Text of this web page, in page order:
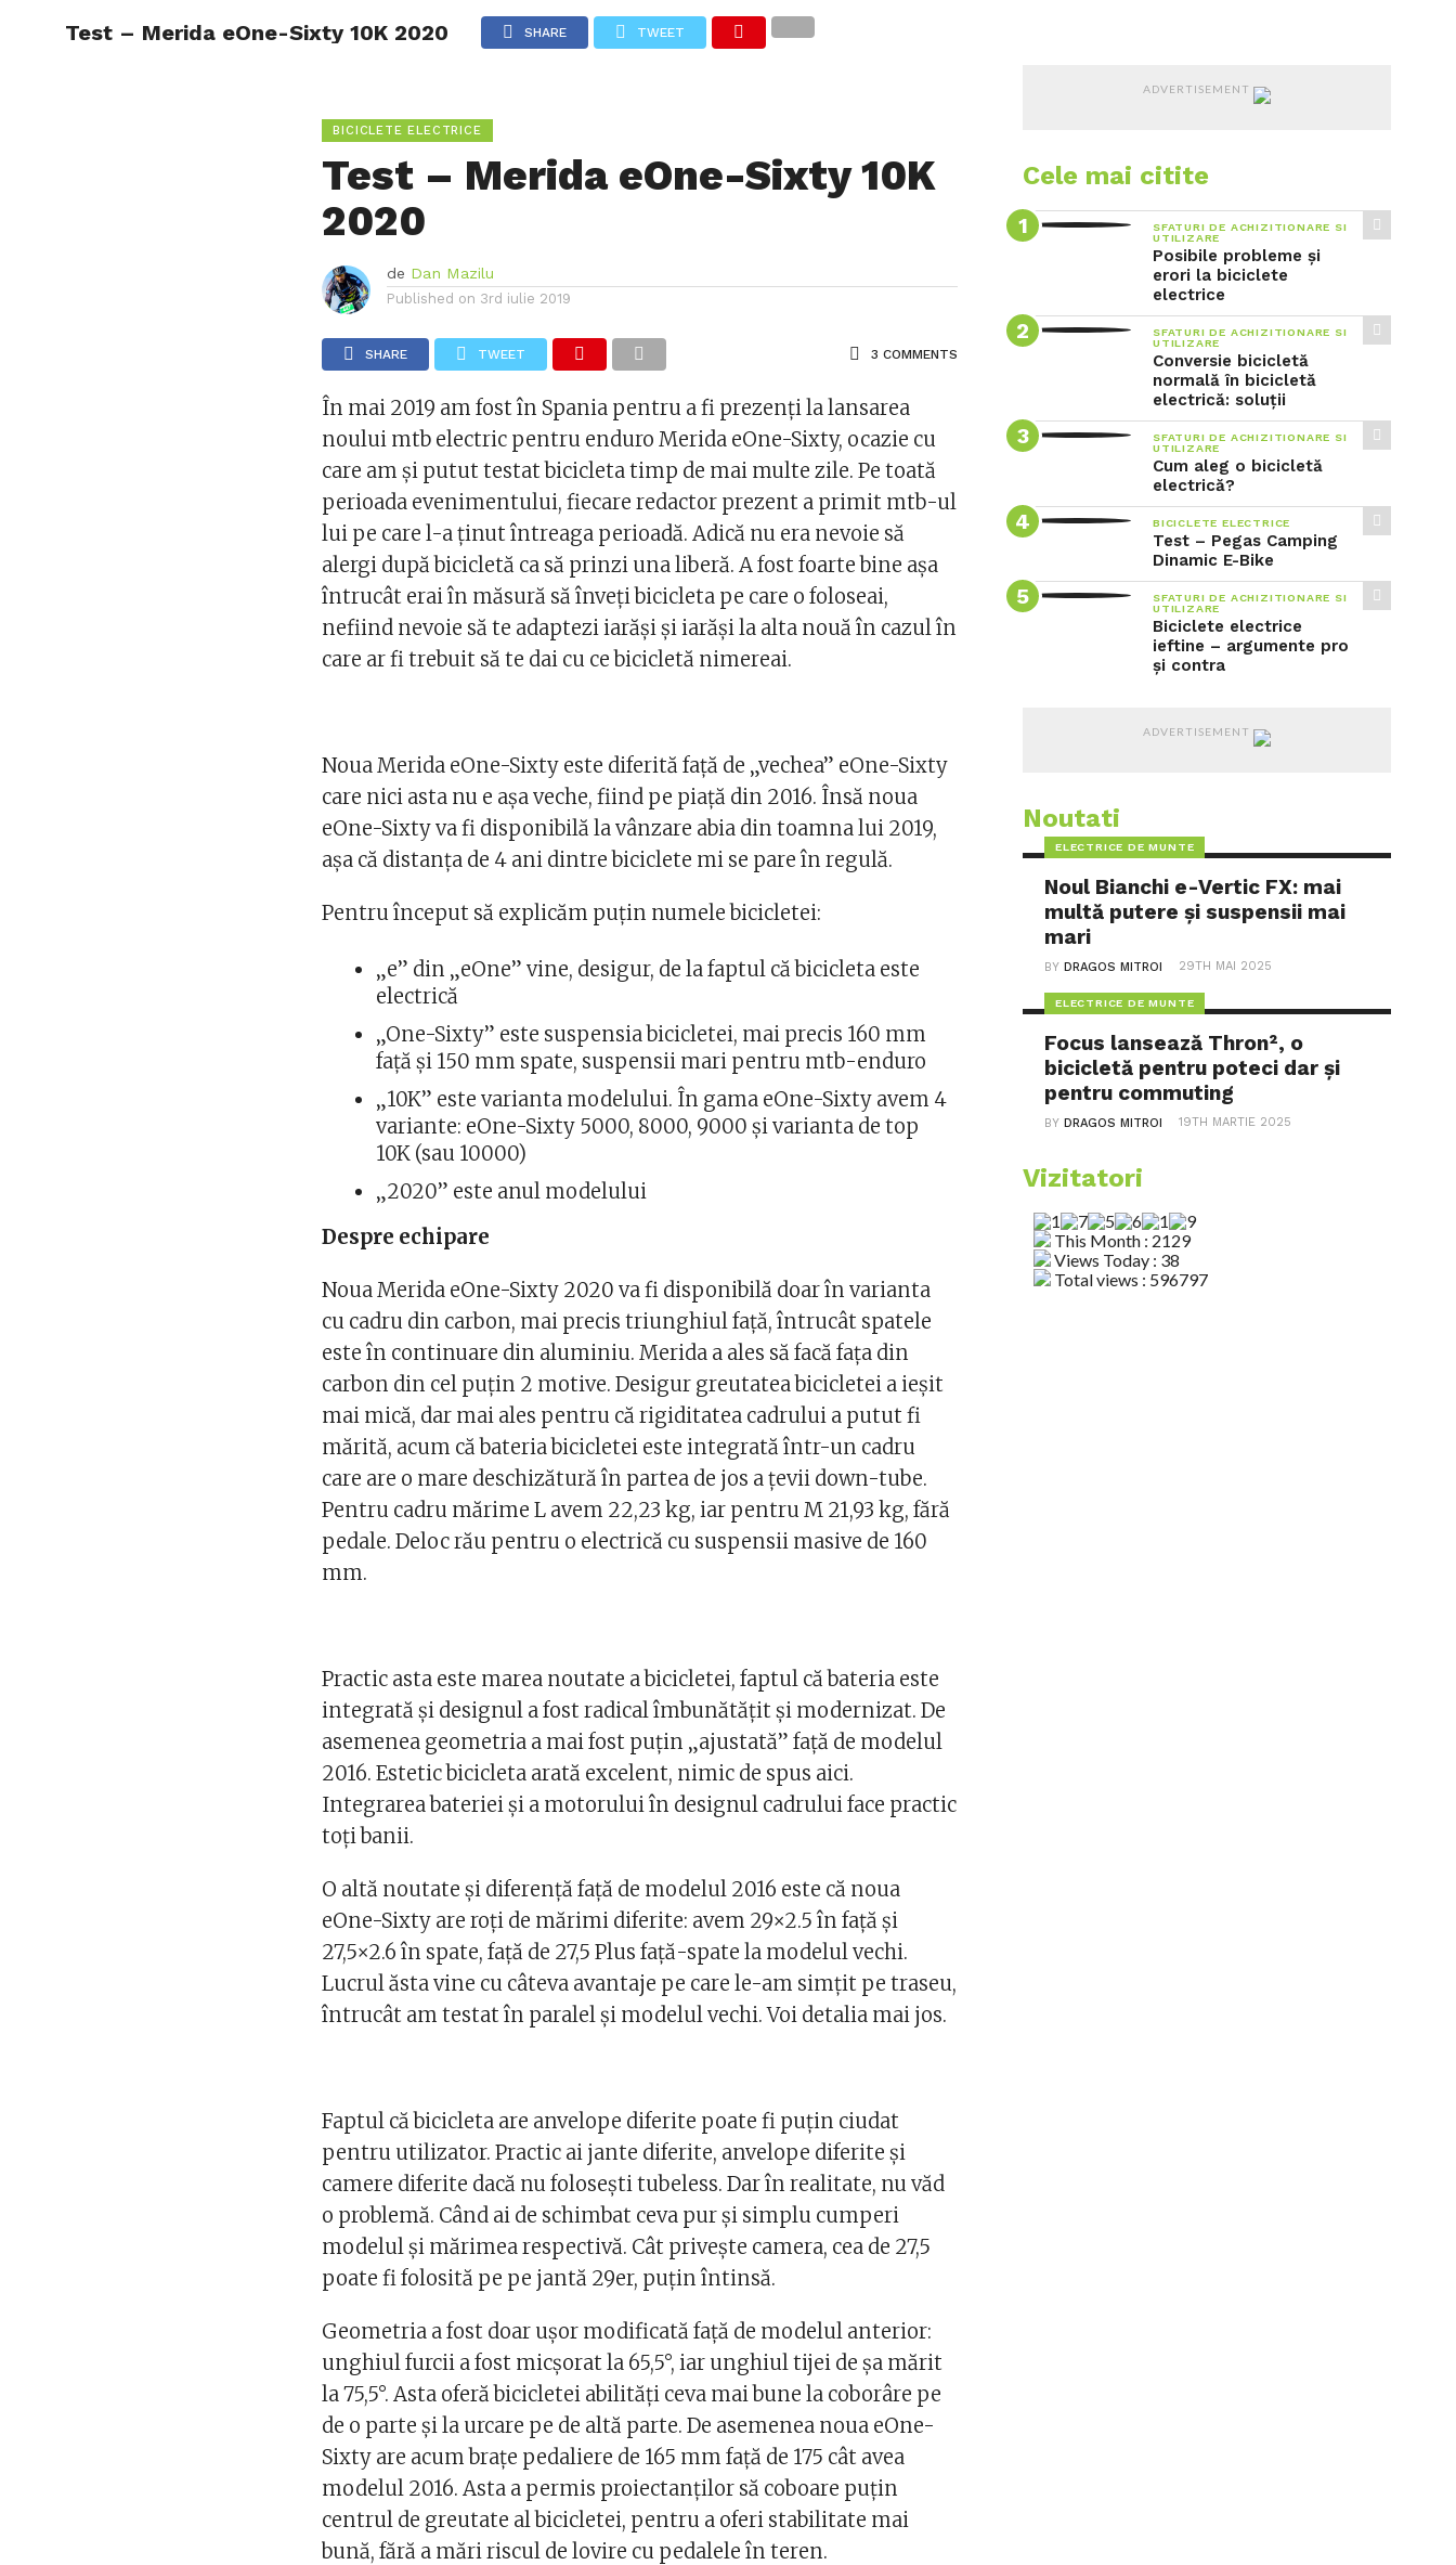
NOUTATI TESTE SFATURI ACHIZITIE/TEHNICE
Test – Merida eOne-Sixty 10K 2020 SHARE TWEET
BICICLETE ELECTRICE
Test – Merida eOne-Sixty 10K
2020
de Dan Mazilu
Published on 3rd iulie 2019
SHARE TWEET 3 COMMENTS
În mai 2019 am fost în Spania pentru a fi prezenţi la lansarea
noului mtb electric pentru enduro Merida eOne-Sixty, ocazie cu
care am şi putut testat bicicleta timp de mai multe zile. Pe toată
perioada evenimentului, fiecare redactor prezent a primit mtb-ul
lui pe care l-a ţinut întreaga perioadă. Adică nu era nevoie să
alergi după bicicletă ca să prinzi una liberă. A fost foarte bine aşa
întrucât erai în măsură să înveţi bicicleta pe care o foloseai,
nefiind nevoie să te adaptezi iarăşi şi iarăşi la alta nouă în cazul în
care ar fi trebuit să te dai cu ce bicicletă nimereai.
Noua Merida eOne-Sixty este diferită faţă de „vechea” eOne-Sixty
care nici asta nu e aşa veche, fiind pe piaţă din 2016. Însă noua
eOne-Sixty va fi disponibilă la vânzare abia din toamna lui 2019,
aşa că distanţa de 4 ani dintre biciclete mi se pare în regulă.
Pentru început să explicăm puţin numele bicicletei:
„e” din „eOne” vine, desigur, de la faptul că bicicleta este
electrică
„One-Sixty” este suspensia bicicletei, mai precis 160 mm
faţă şi 150 mm spate, suspensii mari pentru mtb-enduro
„10K” este varianta modelului. În gama eOne-Sixty avem 4
variante: eOne-Sixty 5000, 8000, 9000 şi varianta de top
10K (sau 10000)
„2020” este anul modelului
Despre echipare
Noua Merida eOne-Sixty 2020 va fi disponibilă doar în varianta
cu cadru din carbon, mai precis triunghiul faţă, întrucât spatele
este în continuare din aluminiu. Merida a ales să facă faţa din
carbon din cel puţin 2 motive. Desigur greutatea bicicletei a ieşit
mai mică, dar mai ales pentru că rigiditatea cadrului a putut fi
mărită, acum că bateria bicicletei este integrată într-un cadru
care are o mare deschizătură în partea de jos a ţevii down-tube.
Pentru cadru mărime L avem 22,23 kg, iar pentru M 21,93 kg, fără
pedale. Deloc rău pentru o electrică cu suspensii masive de 160
mm.
Practic asta este marea noutate a bicicletei, faptul că bateria este
integrată şi designul a fost radical îmbunătăţit şi modernizat. De
asemenea geometria a mai fost puţin „ajustată” faţă de modelul
2016. Estetic bicicleta arată excelent, nimic de spus aici.
Integrarea bateriei şi a motorului în designul cadrului face practic
toţi banii.
O altă noutate şi diferenţă faţă de modelul 2016 este că noua
eOne-Sixty are roţi de mărimi diferite: avem 29×2.5 în faţă şi
27,5×2.6 în spate, faţă de 27,5 Plus faţă-spate la modelul vechi.
Lucrul ăsta vine cu câteva avantaje pe care le-am simţit pe traseu,
întrucât am testat în paralel şi modelul vechi. Voi detalia mai jos.
Faptul că bicicleta are anvelope diferite poate fi puţin ciudat
pentru utilizator. Practic ai jante diferite, anvelope diferite şi
camere diferite dacă nu foloseşti tubeless. Dar în realitate, nu văd
o problemă. Când ai de schimbat ceva pur şi simplu cumperi
modelul şi mărimea respectivă. Cât priveşte camera, cea de 27,5
poate fi folosită pe pe jantă 29er, puţin întinsă.
Geometria a fost doar uşor modificată faţă de modelul anterior:
unghiul furcii a fost micşorat la 65,5°, iar unghiul tijei de şa mărit
la 75,5°. Asta oferă bicicletei abilităţi ceva mai bune la coborâre pe
de o parte şi la urcare pe de altă parte. De asemenea noua eOne-
Sixty are acum braţe pedaliere de 165 mm faţă de 175 cât avea
modelul 2016. Asta a permis proiectanţilor să coboare puţin
centrul de greutate al bicicletei, pentru a oferi stabilitate mai
bună, fără a mări riscul de lovire cu pedalele în teren.
ADVERTISEMENT
Cele mai citite
SFATURI DE ACHIZITIONARE SI
UTILIZARE
Posibile probleme și
erori la biciclete
electrice
SFATURI DE ACHIZITIONARE SI
UTILIZARE
Conversie bicicletă
normală în bicicletă
electrică: soluții
SFATURI DE ACHIZITIONARE SI
UTILIZARE
Cum aleg o bicicletă
electrică?
BICICLETE ELECTRICE
Test – Pegas Camping
Dinamic E-Bike
SFATURI DE ACHIZITIONARE SI
UTILIZARE
Biciclete electrice
ieftine – argumente pro
și contra
ADVERTISEMENT
Noutati
ELECTRICE DE MUNTE
Noul Bianchi e-Vertic FX: mai
multă putere și suspensii mai
mari
BYDRAGOS MITROI 29TH MAI 2025
ELECTRICE DE MUNTE
Focus lansează Thron², o
bicicletă pentru poteci dar și
pentru commuting
BYDRAGOS MITROI 19TH MARTIE 2025
Vizitatori
This Month : 2129
Views Today : 38
Total views : 596797